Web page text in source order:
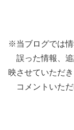
※当ブログでは情
誤った情報、追
映させていただ
コメントいただ